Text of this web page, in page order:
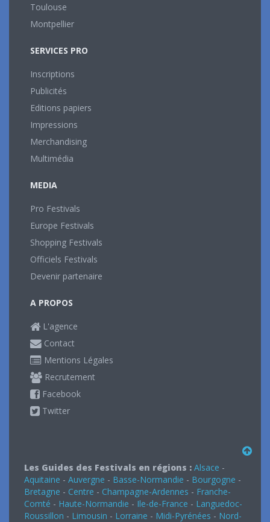
Toulouse
Montpellier
SERVICES PRO
Inscriptions
Publicités
Editions papiers
Impressions
Merchandising
Multimédia
MEDIA
Pro Festivals
Europe Festivals
Shopping Festivals
Officiels Festivals
Devenir partenaire
A PROPOS
L'agence
Contact
Mentions Légales
Recrutement
Facebook
Twitter
Les Guides des Festivals en régions : Alsace -
Aquitaine - Auvergne - Basse-Normandie - Bourgogne -
Bretagne - Centre - Champagne-Ardennes - Franche-
Comté - Haute-Normandie - Ile-de-France - Languedoc-
Roussillon - Limousin - Lorraine - Midi-Pyrénées - Nord-